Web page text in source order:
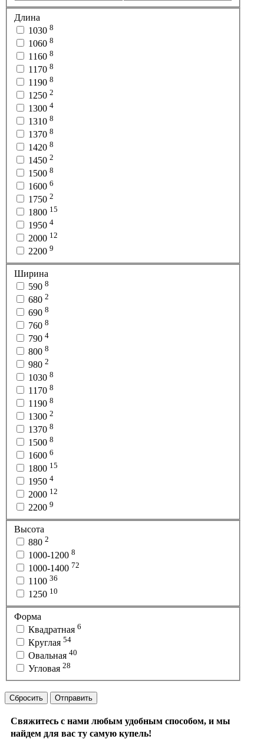
Длина
1030 8
1060 8
1160 8
1170 8
1190 8
1250 2
1300 4
1310 8
1370 8
1420 8
1450 2
1500 8
1600 6
1750 2
1800 15
1950 4
2000 12
2200 9
Ширина
590 8
680 2
690 8
760 8
790 4
800 8
980 2
1030 8
1170 8
1190 8
1300 2
1370 8
1500 8
1600 6
1800 15
1950 4
2000 12
2200 9
Высота
880 2
1000-1200 8
1000-1400 72
1100 36
1250 10
Форма
Квадратная 6
Круглая 54
Овальная 40
Угловая 28
Сбросить Отправить
Свяжитесь с нами любым удобным способом, и мы
найдем для вас ту самую купель!